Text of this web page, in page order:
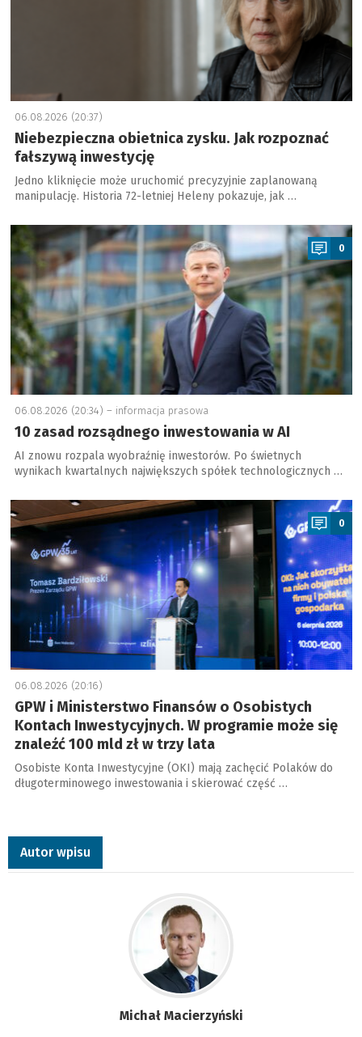
06.08.2026 (20:37)
Niebezpieczna obietnica zysku. Jak rozpoznać
fałszywą inwestycję
Jedno kliknięcie może uruchomić precyzyjnie zaplanowaną
manipulację. Historia 72-letniej Heleny pokazuje, jak …
a
0
06.08.2026 (20:34) – informacja prasowa
10 zasad rozsądnego inwestowania w AI
AI znowu rozpala wyobraźnię inwestorów. Po świetnych
wynikach kwartalnych największych spółek technologicznych …
a
0
06.08.2026 (20:16)
GPW i Ministerstwo Finansów o Osobistych
Kontach Inwestycyjnych. W programie może się
znaleźć 100 mld zł w trzy lata
Osobiste Konta Inwestycyjne (OKI) mają zachęcić Polaków do
długoterminowego inwestowania i skierować część …
Autor wpisu
Michał Macierzyński